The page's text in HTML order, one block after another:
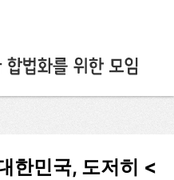
한민국, 도저히 <